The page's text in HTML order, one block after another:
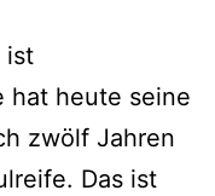
ist
hat heute seine
zwölf Jahren
Das ist